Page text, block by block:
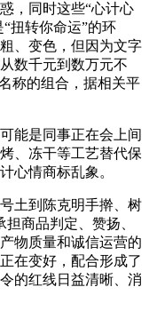
，同时这些“心计心
扭转你命运”的环
、变色，但因为文字
数千元到数万元不
称的组合，据相关平
能是同事正在会上间
、冻干等工艺替代保
心情商标乱象。
土到陈克明手擀、树
商品判定、赞扬、
物质量和诚信运营的
在变好，配合形成了
的红线日益清晰、消